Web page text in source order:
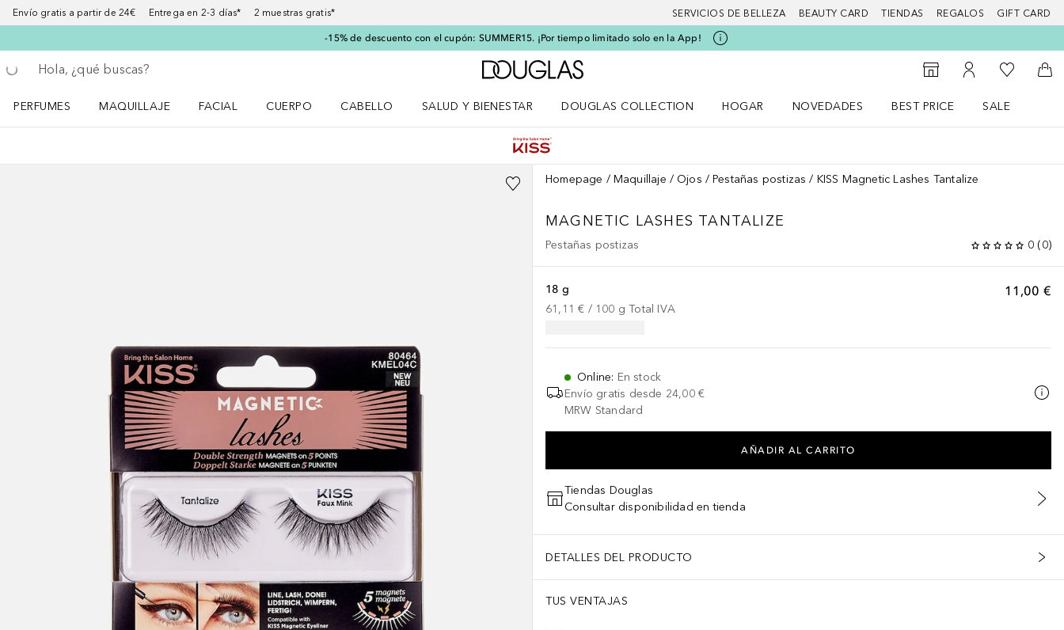
Envío gratis a partir de 24€ Entrega en 2-3 días* 2 muestras gratis* SERVICIOS DE BELLEZA BEAUTY CARD TIENDAS REGALOS GIFT CARD
-15% de descuento con el cupón: SUMMER15. ¡Por tiempo limitado solo en la App!
Regresar
Ejecutar búsqueda
A Douglas Home
Al Storefinder
Mi cuenta
Mi lista de
A
PERFUMES
MAQUILLAJE
FACIAL
CUERPO
CABELLO
SALUD Y BIENESTAR
DOUGLAS COLLECTION
HOGAR
NOVEDADES
BEST PRICE
SALE
Homepage Maquillaje Ojos Pestañas postizas KISS Magnetic Lashes Tantalize
MAGNETIC LASHES TANTALIZE
Pestañas postizas 0 (0)
11,00 €
18 g
61,11 € / 100 g Total IVA
Online: En stock
Envío gratis desde 24,00 €
MRW Standard
AÑADIR AL CARRITO
Tiendas Douglas
Consultar disponibilidad en tienda
DETALLES DEL PRODUCTO
TUS VENTAJAS